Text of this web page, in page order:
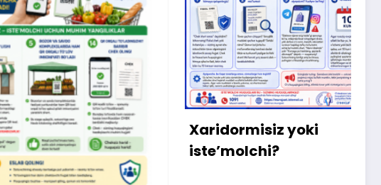
Xaridormisiz yoki
iste’molchi?